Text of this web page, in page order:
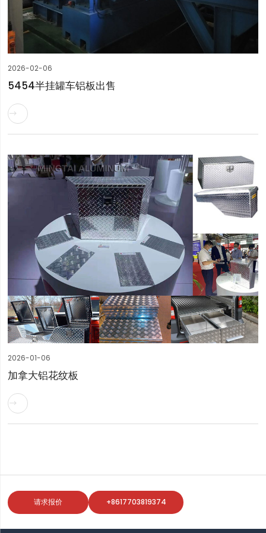
2026-02-06
5454半挂罐车铝板出售

2026-01-06
加拿大铝花纹板

请求报价 +8617703819374